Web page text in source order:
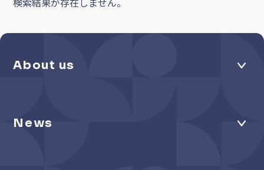
About us
News